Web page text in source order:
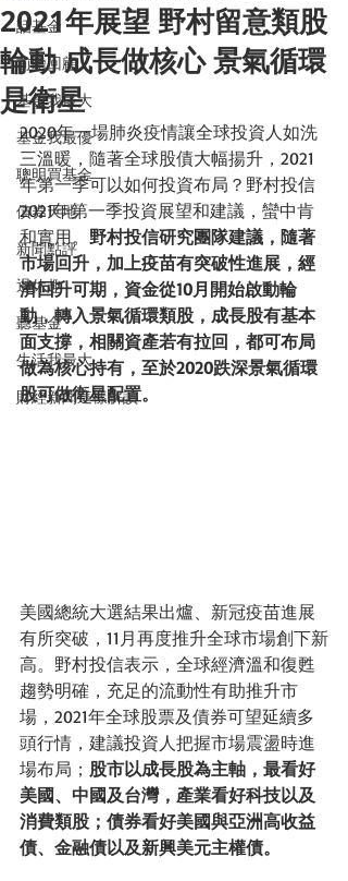
話基金
前瞻回顧
基金我最大
基金我最優
聰明買基金
債券天地
新聞點評
退休趣
聽基金
生活我最大
財經新聞這樣解讀
2021年展望 野村留意類股
輪動 成長做核心 景氣循環
是衛星
2020年一場肺炎疫情讓全球投資人如洗
三溫暖，隨著全球股債大幅揚升，2021
年第一季可以如何投資布局？野村投信
2021年第一季投資展望和建議，蠻中肯
和實用。 野村投信研究團隊建議，隨著
市場回升，加上疫苗有突破性進展，經
濟回升可期，資金從10月開始啟動輪
動，轉入景氣循環類股，成長股有基本
面支撐，相關資產若有拉回，都可布局
做為核心持有，至於2020跌深景氣循環
股可做衛星配置。
美國總統大選結果出爐、新冠疫苗進展
有所突破，11月再度推升全球市場創下新
高。野村投信表示，全球經濟溫和復甦
趨勢明確，充足的流動性有助推升市
場，2021年全球股票及債券可望延續多
頭行情，建議投資人把握市場震盪時進
場布局； 股市以成長股為主軸，最看好
美國、中國及台灣，產業看好科技以及
消費類股；債券看好美國與亞洲高收益
債、金融債以及新興美元主權債。